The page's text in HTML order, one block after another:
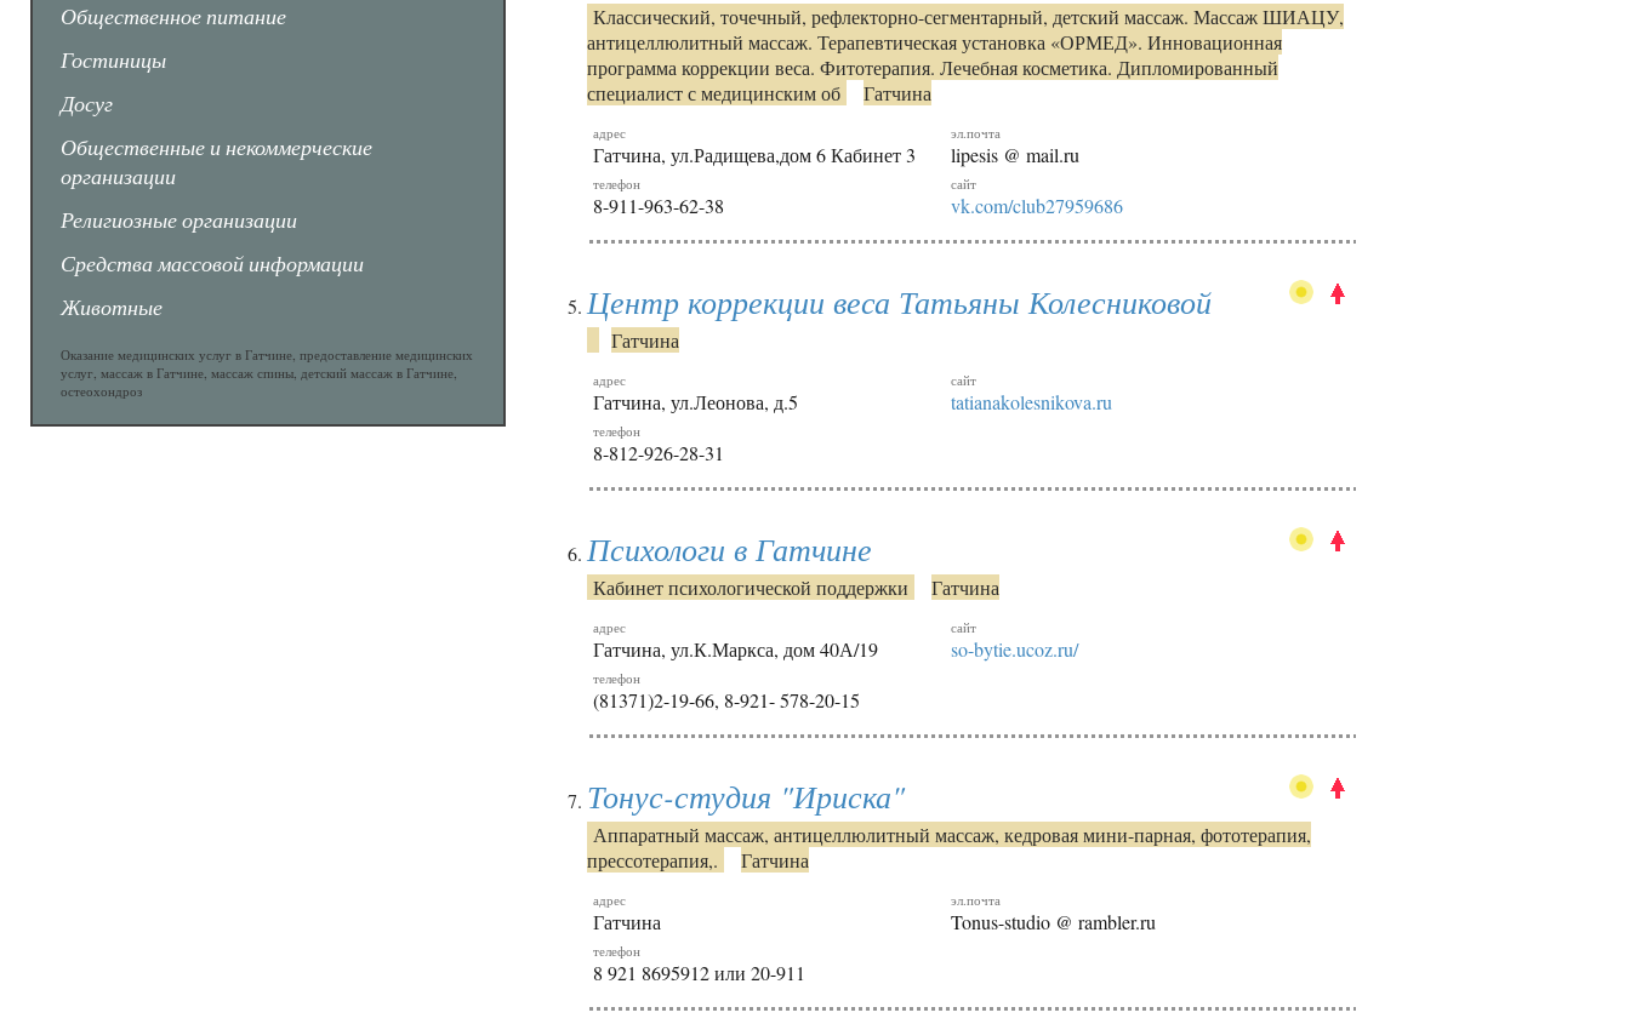
Общественное питание
Гостиницы
Досуг
Общественные и некоммерческие
организации
Религиозные организации
Средства массовой информации
Животные
Оказание медицинских услуг в Гатчине, предоставление медицинских
услуг, массаж в Гатчине, массаж спины, детский массаж в Гатчине,
остеохондроз
Классический, точечный, рефлекторно-сегментарный, детский массаж. Массаж ШИАЦУ,
антицеллюлитный массаж. Терапевтическая установка «ОРМЕД». Инновационная
программа коррекции веса. Фитотерапия. Лечебная косметика. Дипломированный
специалист с медицинским об
Гатчина
адрес
Гатчина, ул.Радищева,дом 6 Кабинет 3
телефон
8-911-963-62-38
эл.почта
lipesis @ mail.ru
сайт
vk.com/club27959686
Центр коррекции веса Татьяны Колесниковой
Гатчина
адрес
Гатчина, ул.Леонова, д.5
телефон
8-812-926-28-31
сайт
tatianakolesnikova.ru
Психологи в Гатчине
Кабинет психологической поддержки Гатчина
адрес
Гатчина, ул.К.Маркса, дом 40А/19
телефон
(81371)2-19-66, 8-921- 578-20-15
сайт
so-bytie.ucoz.ru/
Тонус-студия "Ириска"
Аппаратный массаж, антицеллюлитный массаж, кедровая мини-парная, фототерапия,
прессотерапия,.
Гатчина
адрес
Гатчина
телефон
8 921 8695912 или 20-911
эл.почта
Tonus-studio @ rambler.ru